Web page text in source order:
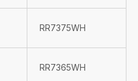
RR7375WH
RR7365WH